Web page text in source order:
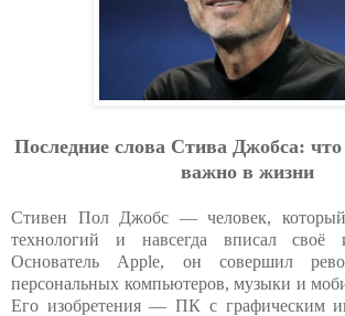
Последние слова Стива Джобса: что
важно в жизни
Стивен Пол Джобс — человек,
технологий и навсегда вписал
Основатель Apple, он совершил
персональных компьютеров, музыки и
Его изобретения — ПК с графическим